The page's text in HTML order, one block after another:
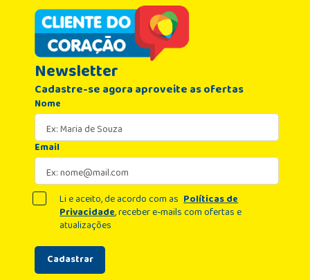
principais bandeiras de cartão de crédito.
Newsletter
Cadastre-se agora aproveite as ofertas
Nome
Email
Cadastrar
Li e aceito, de acordo com as Políticas de
Privacidade, receber e-mails com ofertas e
atualizações